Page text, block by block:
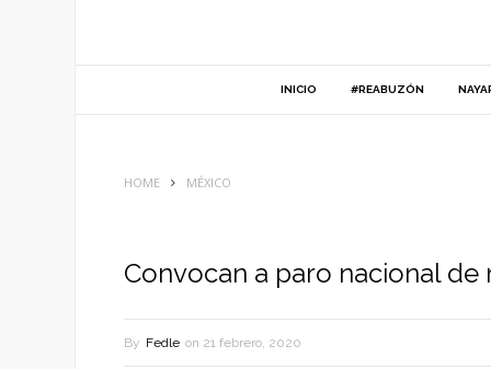
INICIO #REABUZÓN
HOME MÉXICO
Convocan a paro nacional
By Fedle on 21 febrero, 2020